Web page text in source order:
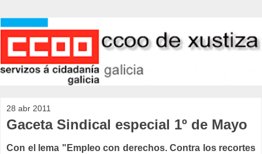
28 abr 2011
Gaceta Sindical especial 1º de Mayo
Con el lema "Empleo con derechos. Contra los recortes